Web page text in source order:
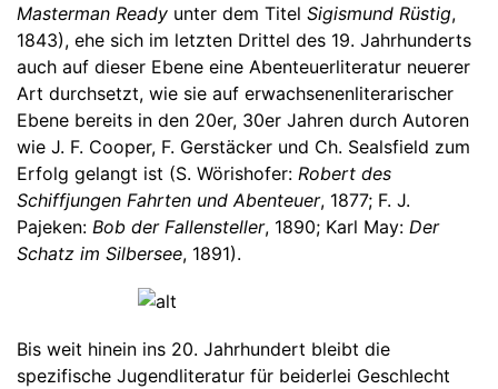
Masterman Ready unter dem Titel Sigismund Rüstig,
1843), ehe sich im letzten Drittel des 19. Jahrhunderts
auch auf dieser Ebene eine Abenteuerliteratur neuerer
Art durchsetzt, wie sie auf erwachsenenliterarischer
Ebene bereits in den 20er, 30er Jahren durch Autoren
wie J. F. Cooper, F. Gerstäcker und Ch. Sealsfield zum
Erfolg gelangt ist (S. Wörishofer: Robert des
Schiffjungen Fahrten und Abenteuer, 1877; F. J.
Pajeken: Bob der Fallensteller, 1890; Karl May: Der
Schatz im Silbersee, 1891).
Bis weit hinein ins 20. Jahrhundert bleibt die
spezifische Jugendliteratur für beiderlei Geschlecht